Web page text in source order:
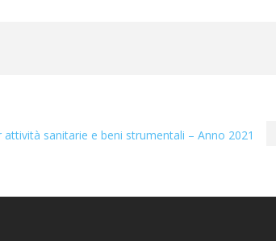
sanitarie e beni strumentali – Anno 2021